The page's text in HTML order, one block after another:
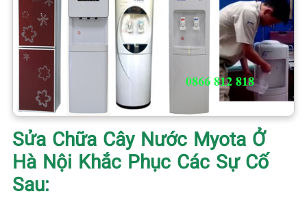
Sửa Chữa Cây Nước Myota Ở
Hà Nội Khắc Phục Các Sự Cố
Sau: